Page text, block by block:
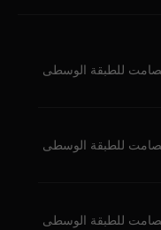
الصامت للطبقة الوسطى
الصامت للطبقة الوسطى
الصامت للطبقة الوسطى